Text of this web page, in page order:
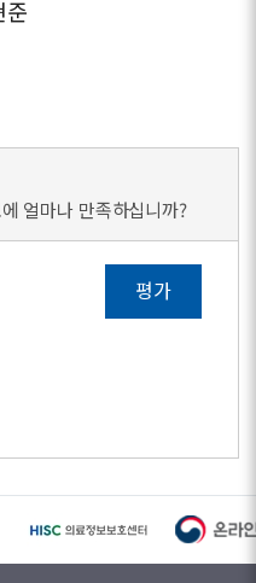
준
얼마나 만족하십니까?
평가